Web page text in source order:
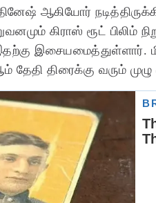
ஆகியோர்
கிராஸ் ரூட் பிலிம்
இசையமைத்துள்ளார்.
தேதி திரைக்கு வரும் முழு